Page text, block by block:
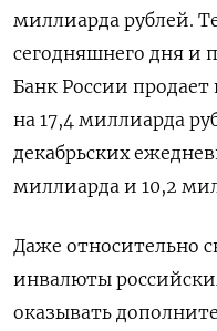
миллиарда рублей.
сегодняшнего дня и
Банк России
на 17,4 миллиарда
декабрьских
миллиарда и 10,2
Даже относительно
инвалюты
оказывать